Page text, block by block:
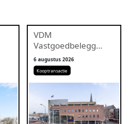
VDM
Vastgoedbeleggingen
koopt voormalig
Rabobankkantoor
6 augustus 2026
Kooptransactie